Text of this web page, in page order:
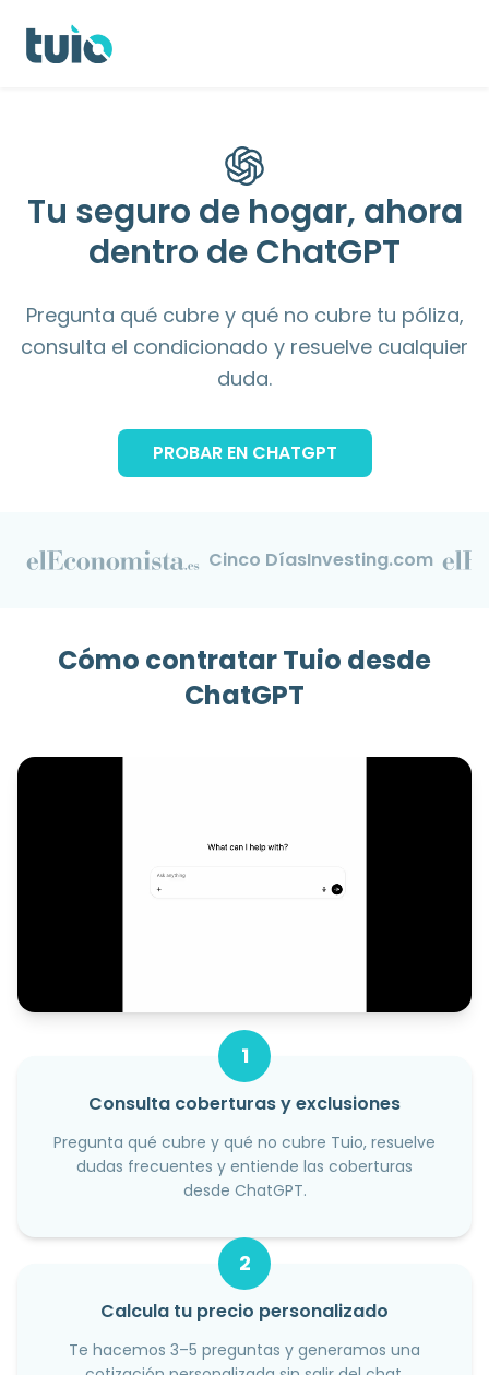
Tu seguro de hogar, ahora
dentro de ChatGPT
Pregunta qué cubre y qué no cubre tu póliza,
consulta el condicionado y resuelve cualquier
duda.
PROBAR EN CHATGPT
Cinco DíasInvesting.com
Cómo contratar Tuio desde
ChatGPT
1
Consulta coberturas y exclusiones
Pregunta qué cubre y qué no cubre Tuio, resuelve
dudas frecuentes y entiende las coberturas
desde ChatGPT.
2
Calcula tu precio personalizado
Te hacemos 3–5 preguntas y generamos una